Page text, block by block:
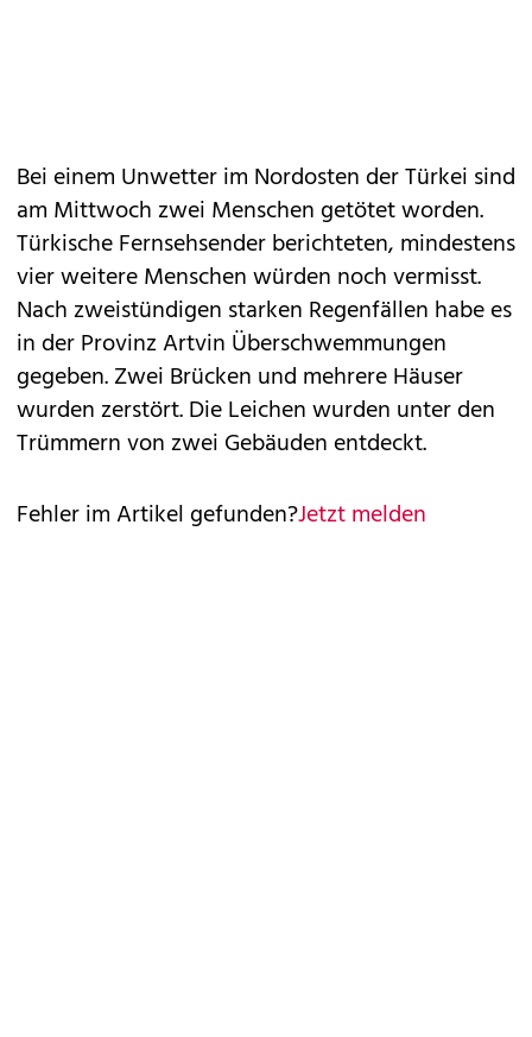
Bei einem Unwetter im Nordosten der Türkei sind
am Mittwoch zwei Menschen getötet worden.
Türkische Fernsehsender berichteten, mindestens
vier weitere Menschen würden noch vermisst.
Nach zweistündigen starken Regenfällen habe es
in der Provinz Artvin Überschwemmungen
gegeben. Zwei Brücken und mehrere Häuser
wurden zerstört. Die Leichen wurden unter den
Trümmern von zwei Gebäuden entdeckt.
Fehler im Artikel gefunden?Jetzt melden